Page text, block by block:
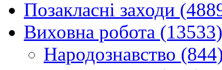
Позакласні заходи
Виховна робота (13533)
Народознавство